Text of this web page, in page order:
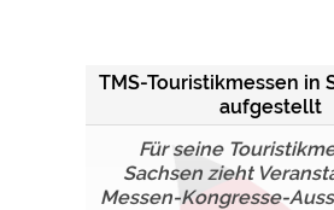
TMS-Touristikmessen in
aufgestellt
Für seine
Sachsen zieht
Messen-Kongresse-